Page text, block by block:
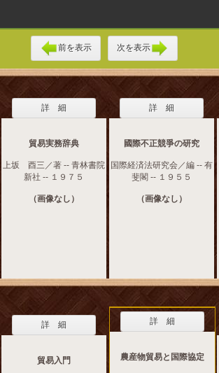
前を表示 次を表示
詳 細
貿易実務辞典
上坂 酉三／著 -- 青林書院
新社 -- １９７５
（画像なし）
詳 細
國際不正競爭の研究
国際経済法研究会／編 -- 有
斐閣 -- １９５５
（画像なし）
詳 細
貿易入門
詳 細
農産物貿易と国際協定